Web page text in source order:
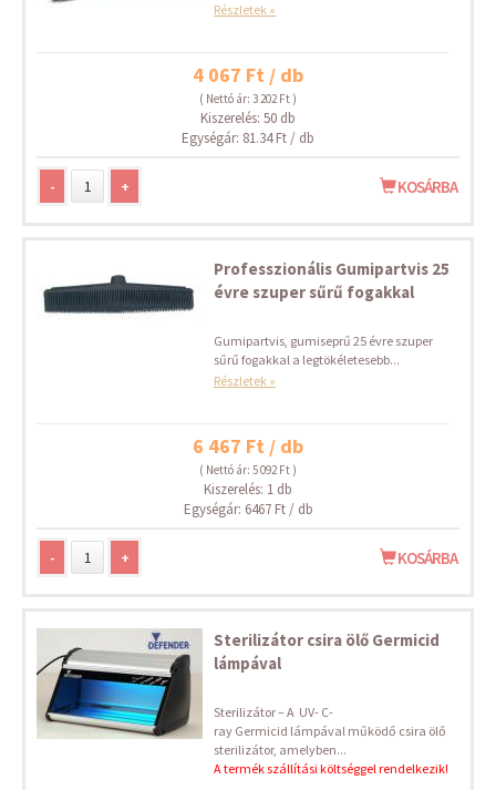
Részletek »
4 067 Ft / db
( Nettó ár: 3 202 Ft )
Kiszerelés: 50 db
Egységár: 81.34 Ft / db
- + KOSÁRBA
Professzionális Gumipartvis 25
évre szuper sűrű fogakkal
Gumipartvis, gumiseprű 25 évre szuper
sűrű fogakkal a legtökéletesebb...
Részletek »
6 467 Ft / db
( Nettó ár: 5 092 Ft )
Kiszerelés: 1 db
Egységár: 6467 Ft / db
- + KOSÁRBA
Sterilizátor csira ölő Germicid
lámpával
Sterilizátor – A UV- C-
ray Germicid lámpával működő csira ölő
sterilizátor, amelyben...
A termék szállítási költséggel rendelkezik!